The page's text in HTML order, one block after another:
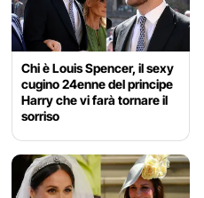
Chi è Louis Spencer, il sexy
cugino 24enne del principe
Harry che vi farà tornare il
sorriso